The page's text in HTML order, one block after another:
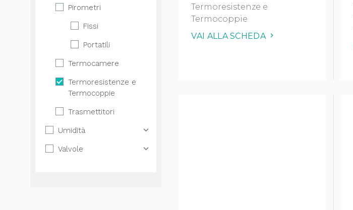
Pirometri
Fissi
Portatili
Termocamere
Termoresistenze e
Termocoppie
Trasmettitori
Umidità
Valvole
Termoresistenze e
Termocoppie
VAI ALLA SCHEDA